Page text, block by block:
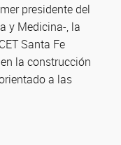
presidente del
y Medicina-, la
Santa Fe
la construcción
a las